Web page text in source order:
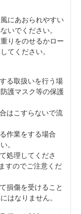
にあおられやすい
いでください。
りをのせるかロー
てください。
る取扱いを行う場
護マスク等の保護
はこすらないで流
作業をする場合
。
処理してくださ
すのでご注意くだ
損傷を受けること
はなりません。